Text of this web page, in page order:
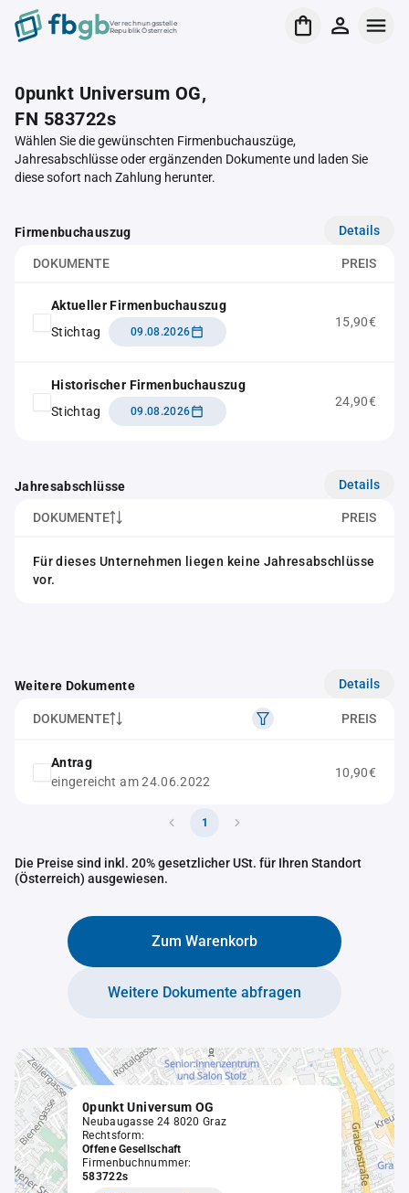
Verrechnungsstelle
Republik Österreich
0punkt Universum OG,
FN 583722s
Wählen Sie die gewünschten Firmenbuchauszüge,
Jahresabschlüsse oder ergänzenden Dokumente und laden Sie
diese sofort nach Zahlung herunter.
Firmenbuchauszug Details
DOKUMENTE PREIS
Aktueller Firmenbuchauszug
Stichtag
09.08.2026
15,90€
Historischer Firmenbuchauszug
Stichtag
09.08.2026
24,90€
Jahresabschlüsse Details
DOKUMENTE PREIS
Für dieses Unternehmen liegen keine Jahresabschlüsse
vor.
Weitere Dokumente Details
DOKUMENTE PREIS
Antrag
eingereicht am 24.06.2022
10,90€
1
Die Preise sind inkl. 20% gesetzlicher USt. für Ihren Standort
(Österreich) ausgewiesen.
Zum Warenkorb
Weitere Dokumente abfragen
0punkt Universum OG
Neubaugasse 24 8020 Graz
Rechtsform:
Offene Gesellschaft
Firmenbuchnummer:
583722s